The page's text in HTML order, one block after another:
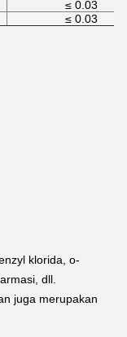
≤ 0.03
≤ 0.03
klorida, o-
dll.
juga merupakan